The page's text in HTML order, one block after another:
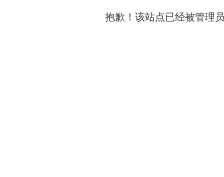
抱歉！该站点已经被管理